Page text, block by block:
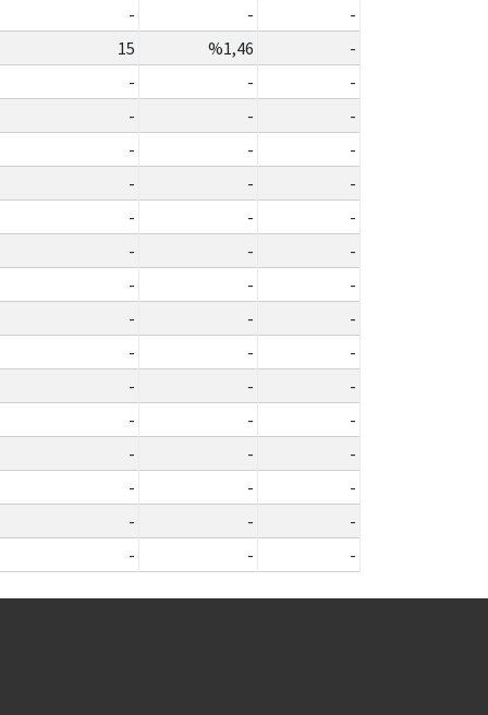
- -
-
15 %1,46
-
- -
-
- -
-
- -
-
- -
-
- -
-
- -
-
- -
-
- -
-
- -
-
- -
-
- -
-
- -
-
- -
-
- -
-
- - -